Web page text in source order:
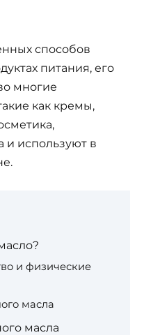
способов
питания, его
многие
как кремы,
и используют в
и физические
масла
масла